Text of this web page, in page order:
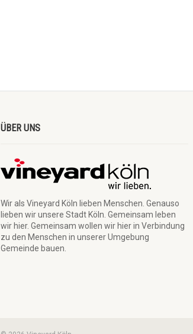
ÜBER UNS
Wir als Vineyard Köln lieben Menschen. Genauso
lieben wir unsere Stadt Köln. Gemeinsam leben
wir hier. Gemeinsam wollen wir hier in Verbindung
zu den Menschen in unserer Umgebung
Gemeinde bauen.